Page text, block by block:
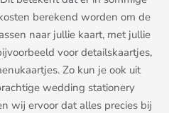
berekend worden om de
naar jullie kaart, met jullie
voor detailskaartjes,
Zo kun je ook uit
wedding stationery
wij ervoor dat alles precies bij